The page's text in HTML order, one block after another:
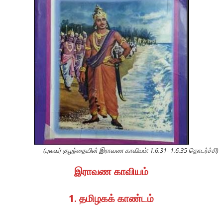
(புலவர் குழந்தையின் இராவண காவியம்: 1.6.31- 1.6.35 தொடர்ச்சி)
இராவண காவியம்
1. தமிழகக் காண்டம்